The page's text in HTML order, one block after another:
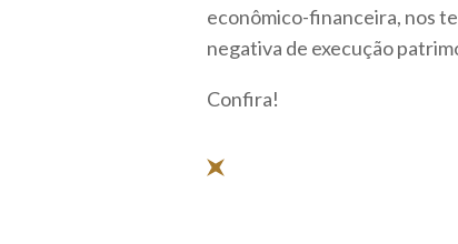
econômico-financeira, nos
negativa de execução
Confira!